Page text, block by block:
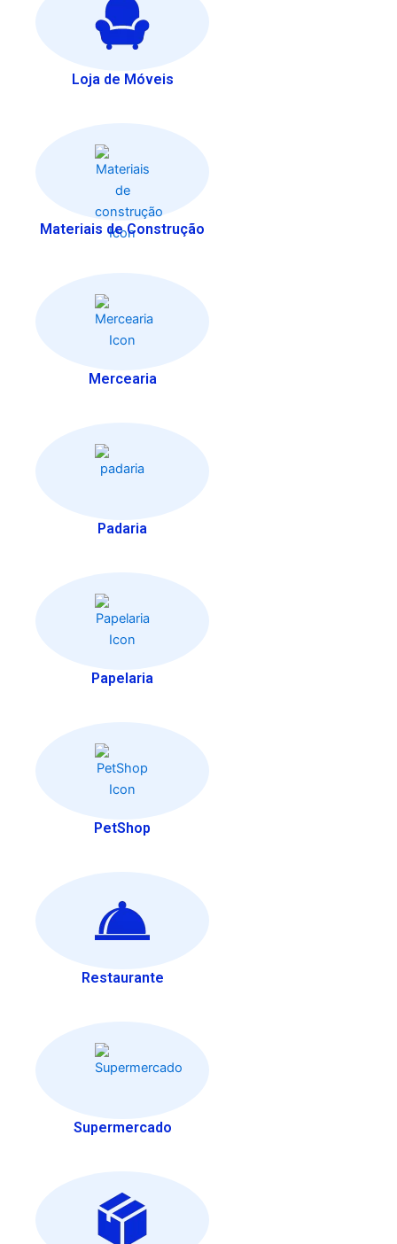
Loja de Móveis
Materiais de Construção
Mercearia
Padaria
Papelaria
PetShop
Restaurante
Supermercado